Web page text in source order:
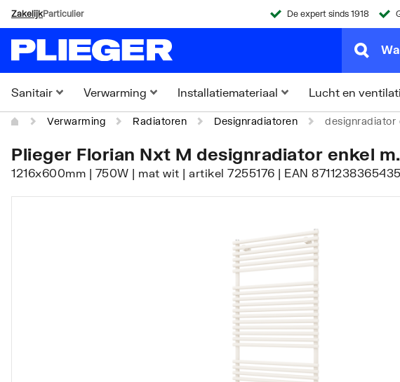
ZakelijkParticulier De expert sinds 1918
Sanitair Verwarming Installatiemateriaal Lucht en
Verwarming Radiatoren Designradiatoren designradiator
Plieger Florian Nxt M designradiator enkel
1216x600mm | 750W | mat wit | artikel 7255176 | EAN